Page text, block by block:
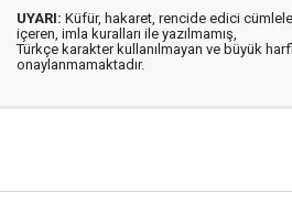
UYARI: Küfür, hakaret, rencide edici
içeren, imla kuralları ile yazılmamış,
Türkçe karakter kullanılmayan ve büyük
onaylanmamaktadır.